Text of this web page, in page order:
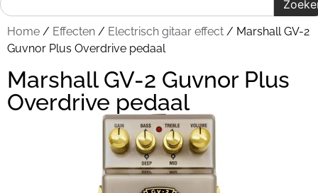
Home / Effecten / Electrisch gitaar effect / Marshall GV-2
Guvnor Plus Overdrive pedaal
Marshall GV-2 Guvnor Plus
Overdrive pedaal